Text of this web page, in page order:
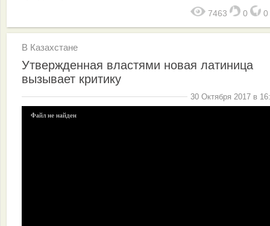
7463 0 0
В Казахстане
Утвержденная властями новая латиница
вызывает критику
30 Октября 2017 в
Файл не найден